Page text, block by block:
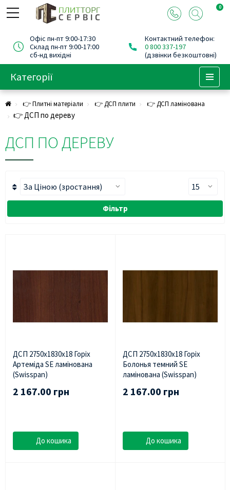
0
Офіс пн-пт 9:00-17:30
Склад пн-пт 9:00-17:00
сб-нд вихідні
Контактний телефон:
0 800 337-197
(дзвінки безкоштовні)
Категорії
👉 Плитні матеріали 👉 ДСП плити 👉 ДСП ламінована
👉 ДСП по дереву
ДСП ПО ДЕРЕВУ
Фільтр
ДСП 2750х1830х18 Горіх
Артеміда SE ламінована
(Swisspan)
2 167.00 грн
До кошика
ДСП 2750х1830х18 Горіх
Болонья темний SE
ламінована (Swisspan)
2 167.00 грн
До кошика